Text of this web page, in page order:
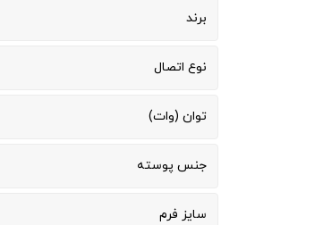
برند
نوع اتصال
توان (وات)
جنس پوسته
سایز فرم